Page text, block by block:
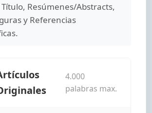
Resúmenes/Abstracts,
y Referencias
4.000
palabras max.